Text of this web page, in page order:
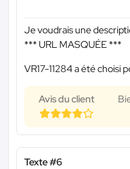
Je voudrais une
*** URL MASQUÉE ***
VR17-11284 a été choisi
Avis du client
Texte #6